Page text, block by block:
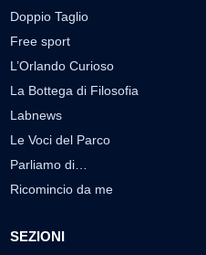
Doppio Taglio
Free sport
L’Orlando Curioso
La Bottega di Filosofia
Labnews
Le Voci del Parco
Parliamo di…
Ricomincio da me
SEZIONI